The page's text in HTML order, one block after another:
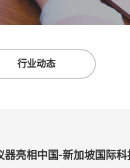
行业动态
器亮相中国-新加坡国际